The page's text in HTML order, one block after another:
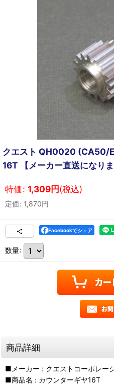
クエスト QH0020 (CA50/
16T 【メーカー直送になりま
特価: 1,309円(税込)
定価: 1,870円
Facebookでシェア
数量:
商品詳細
■メーカー : クエストコーポレー
■商品名 : カウンターギヤ16T